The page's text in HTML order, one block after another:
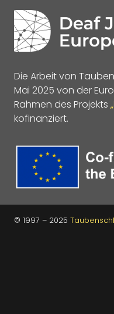
Die Arbeit von
Mai 2025 von der
Rahmen des Projekts
kofinanziert.
© 1997 – 2025